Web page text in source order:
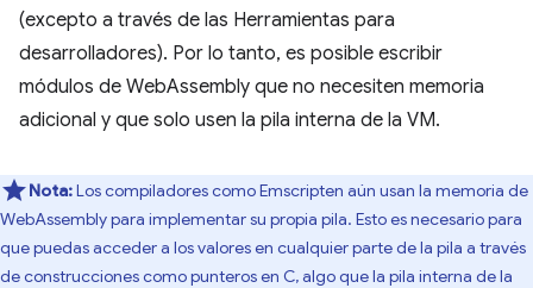
(excepto a través de las Herramientas para
desarrolladores). Por lo tanto, es posible escribir
módulos de WebAssembly que no necesiten memoria
adicional y que solo usen la pila interna de la VM.
Nota:Los compiladores como Emscripten aún usan la memoria de
WebAssembly para implementar su propia pila. Esto es necesario para
que puedas acceder a los valores en cualquier parte de la pila a través
de construcciones como punteros en C, algo que la pila interna de la